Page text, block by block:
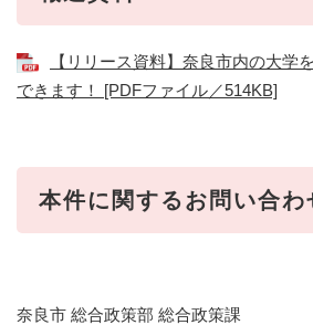
【リリース資料】奈良市内の大学
できます！ [PDFファイル／514KB]
本件に関するお問い合わ
奈良市 総合政策部 総合政策課